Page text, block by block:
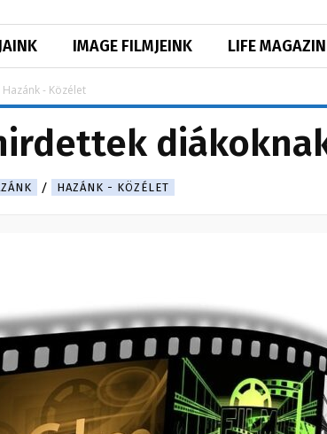
IMAGE FILMJEINK LIFE MAGAZIN
Hazánk - Közélet
HAZÁNK - KÖZÉLET